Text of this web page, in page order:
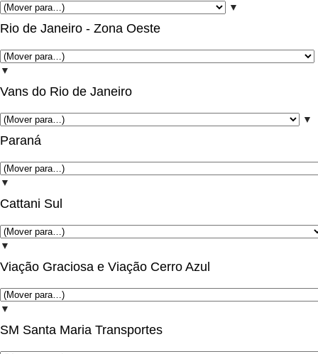
▼
Rio de Janeiro - Zona Oeste
▼
Vans do Rio de Janeiro
▼
Paraná
▼
Cattani Sul
▼
Viação Graciosa e Viação Cerro Azul
▼
SM Santa Maria Transportes